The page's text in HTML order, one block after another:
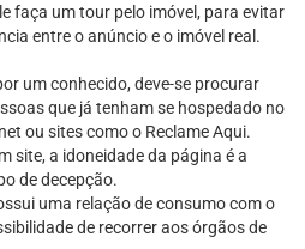
faça um tour pelo imóvel, para evitar
entre o anúncio e o imóvel real.
um conhecido, deve-se procurar
que já tenham se hospedado no
ou sites como o Reclame Aqui.
site, a idoneidade da página é a
de decepção.
uma relação de consumo com o
de recorrer aos órgãos de